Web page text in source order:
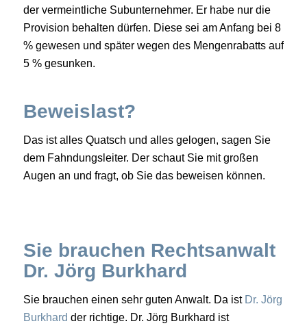
der vermeintliche Subunternehmer. Er habe nur die
Provision behalten dürfen. Diese sei am Anfang bei 8
% gewesen und später wegen des Mengenrabatts auf
5 % gesunken.
Beweislast?
Das ist alles Quatsch und alles gelogen, sagen Sie
dem Fahndungsleiter. Der schaut Sie mit großen
Augen an und fragt, ob Sie das beweisen können.
Sie brauchen Rechtsanwalt
Dr. Jörg Burkhard
Sie brauchen einen sehr guten Anwalt. Da ist Dr. Jörg
Burkhard der richtige. Dr. Jörg Burkhard ist